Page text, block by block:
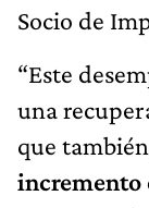
Socio de
“Este
una
que
incremento